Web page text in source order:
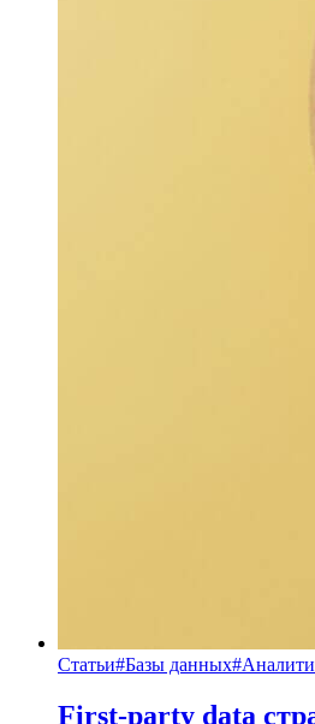
Статьи#Базы данных#
First-party data